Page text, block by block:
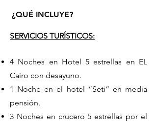
¿QUÉ INCLUYE?
SERVICIOS TURÍSTICOS:
4 Noches en Hotel 5 estrellas en EL
Cairo con desayuno.
1 Noche en el hotel “Seti” en media
pensión.
3 Noches en crucero 5 estrellas por el